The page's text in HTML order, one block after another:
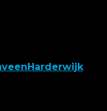
Harderwijk